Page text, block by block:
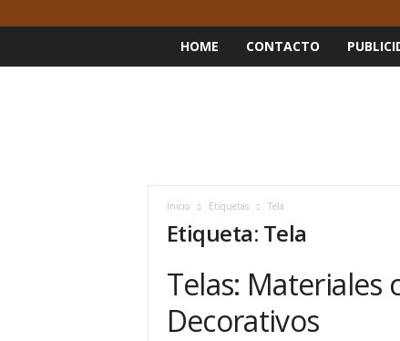
HOME CONTACTO
Inicio Etiquetas Tela
Etiqueta: Tela
Telas: Materiales
Decorativos